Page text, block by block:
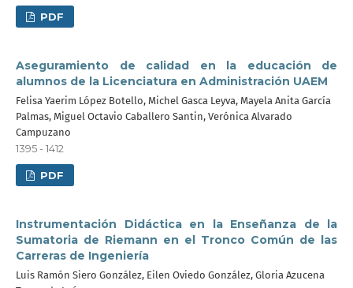
PDF
Aseguramiento de calidad en la educación de
alumnos de la Licenciatura en Administración UAEM
Felisa Yaerim López Botello, Michel Gasca Leyva, Mayela Anita García
Palmas, Miguel Octavio Caballero Santin, Verónica Alvarado
Campuzano
1395 - 1412
PDF
Instrumentación Didáctica en la Enseñanza de la
Sumatoria de Riemann en el Tronco Común de las
Carreras de Ingeniería
Luis Ramón Siero González, Eilen Oviedo González, Gloria Azucena